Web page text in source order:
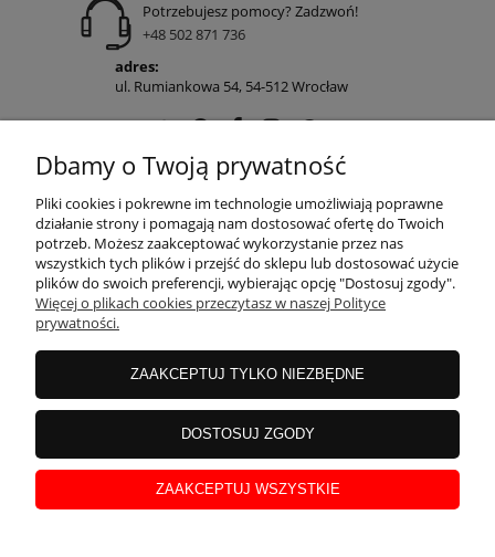
Potrzebujesz pomocy? Zadzwoń!
+48 502 871 736
adres:
ul. Rumiankowa 54, 54-512 Wrocław
POMOC
MOJE KONTO
PŁATNOŚCI I DOSTAWA
INFORMACJE
O NAS
Dbamy o Twoją prywatność
Pliki cookies i pokrewne im technologie umożliwiają poprawne
działanie strony i pomagają nam dostosować ofertę do Twoich
potrzeb. Możesz zaakceptować wykorzystanie przez nas
wszystkich tych plików i przejść do sklepu lub dostosować użycie
plików do swoich preferencji, wybierając opcję "Dostosuj zgody".
Więcej o plikach cookies przeczytasz w naszej Polityce
prywatności.
ZAAKCEPTUJ TYLKO NIEZBĘDNE
DOSTOSUJ ZGODY
ZAAKCEPTUJ WSZYSTKIE